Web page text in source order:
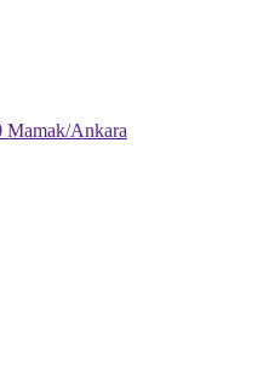
Mamak/Ankara